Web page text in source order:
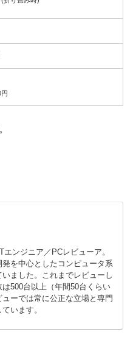
ンジニア／PCレビューア。
発を中心としたコンピュータ系
ました。これまでレビューし
500台以上（年間50台くらい
ーでは常に公正な立場と専門
います。